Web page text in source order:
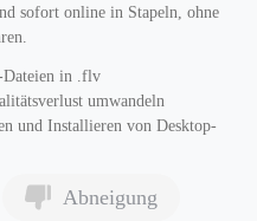
sofort online in Stapeln, ohne
Dateien in .flv
umwandeln
und Installieren von Desktop-
Abneigung